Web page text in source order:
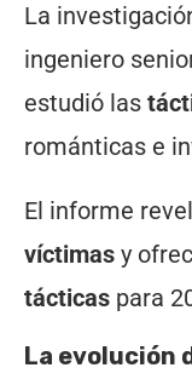
La
ingeniero
estudió las
románticas e
El informe
víctimas y
tácticas para
La evolución